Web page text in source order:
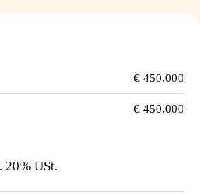
€ 450.000
€ 450.000
20% USt.